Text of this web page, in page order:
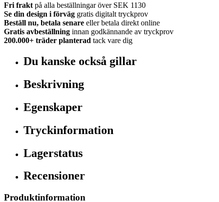
Fri frakt på alla beställningar över SEK 1130
Se din design i förväg gratis digitalt tryckprov
Beställ nu, betala senare eller betala direkt online
Gratis avbeställning innan godkännande av tryckprov
200.000+ träder planterad tack vare dig
Du kanske också gillar
Beskrivning
Egenskaper
Tryckinformation
Lagerstatus
Recensioner
Produktinformation